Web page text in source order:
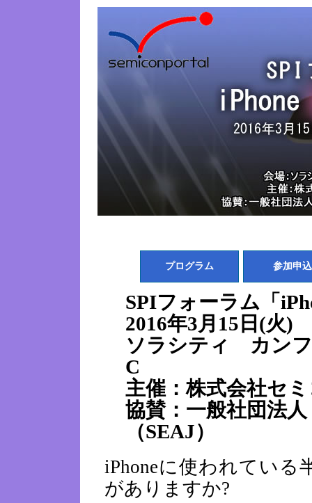
プログラム 参加申込
SPIフォーラム「
2016年3月15日(火)
ソラシティ カン
C
主催：株式会社セ
協賛：一般社団法
（SEAJ）
iPhoneに使われている
がありますか?